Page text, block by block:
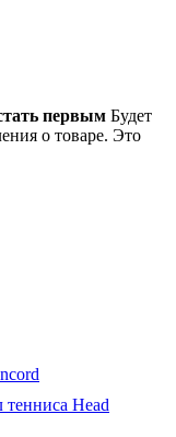
первым Будет
о товаре. Это
тенниса Head